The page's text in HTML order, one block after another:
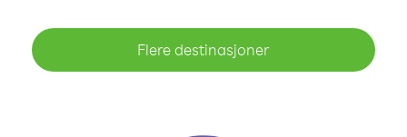
Flere destinasjoner